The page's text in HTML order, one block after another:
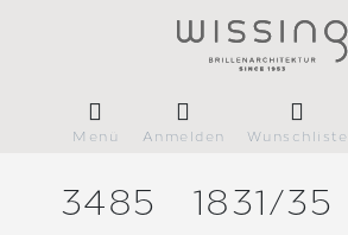
Menü Anmelden Wunschliste
3485 1831/35